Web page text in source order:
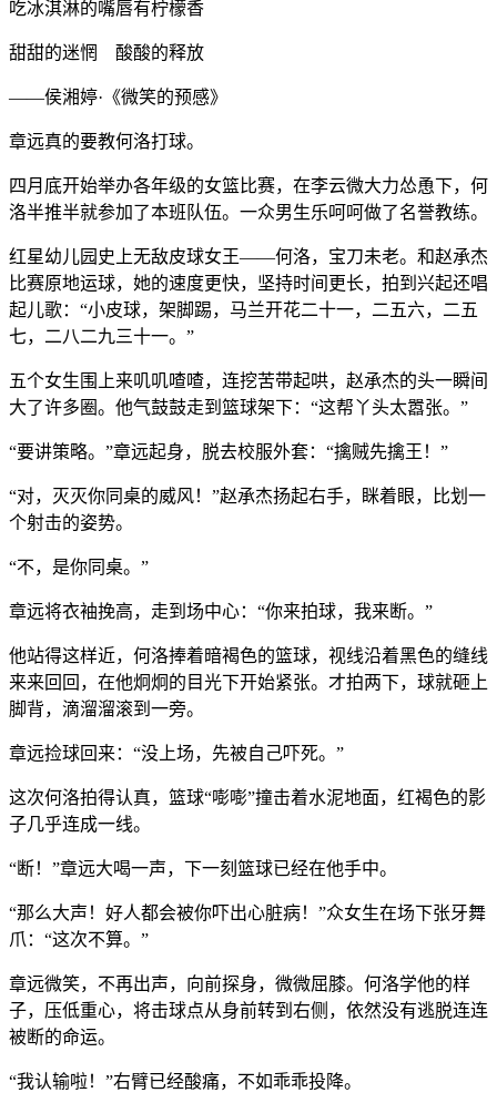
吃冰淇淋的嘴唇有柠檬香
甜甜的迷惘 酸酸的释放
——侯湘婷·《微笑的预感》
章远真的要教何洛打球。
四月底开始举办各年级的女篮比赛，在李云微大力怂恿下，何
洛半推半就参加了本班队伍。一众男生乐呵呵做了名誉教练。
红星幼儿园史上无敌皮球女王——何洛，宝刀未老。和赵承杰
比赛原地运球，她的速度更快，坚持时间更长，拍到兴起还唱
起儿歌：“小皮球，架脚踢，马兰开花二十一，二五六，二五
七，二八二九三十一。”
五个女生围上来叽叽喳喳，连挖苦带起哄，赵承杰的头一瞬间
大了许多圈。他气鼓鼓走到篮球架下：“这帮丫头太嚣张。”
“要讲策略。”章远起身，脱去校服外套：“擒贼先擒王！”
“对，灭灭你同桌的威风！”赵承杰扬起右手，眯着眼，比划一
个射击的姿势。
“不，是你同桌。”
章远将衣袖挽高，走到场中心：“你来拍球，我来断。”
他站得这样近，何洛捧着暗褐色的篮球，视线沿着黑色的缝线
来来回回，在他炯炯的目光下开始紧张。才拍两下，球就砸上
脚背，滴溜溜滚到一旁。
章远捡球回来：“没上场，先被自己吓死。”
这次何洛拍得认真，篮球“嘭嘭”撞击着水泥地面，红褐色的影
子几乎连成一线。
“断！”章远大喝一声，下一刻篮球已经在他手中。
“那么大声！好人都会被你吓出心脏病！”众女生在场下张牙舞
爪：“这次不算。”
章远微笑，不再出声，向前探身，微微屈膝。何洛学他的样
子，压低重心，将击球点从身前转到右侧，依然没有逃脱连连
被断的命运。
“我认输啦！”右臂已经酸痛，不如乖乖投降。